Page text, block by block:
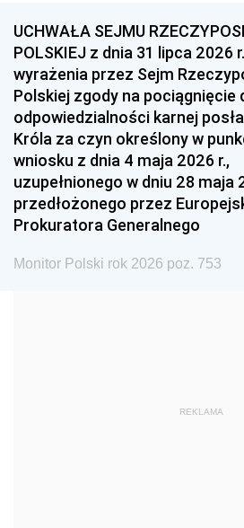
1996 1995
1993 1992
1990 1989
1987 1986
1984 1983
1981 1980
1978 1977
1975 1974
1959
UCHWAŁA SEJMU
POLSKIEJ z dnia 31 lipca 2026
wyrażenia przez Sejm
Polskiej zgody na pociągnięcie
odpowiedzialności karnej
Króla za czyn określony w
wniosku z dnia 4 maja 2026 r.,
uzupełnionego w dniu 28 maja
przedłożonego przez
Prokuratora Generalnego
Monitor Polski rok 2026 poz. 753
REKLAMA